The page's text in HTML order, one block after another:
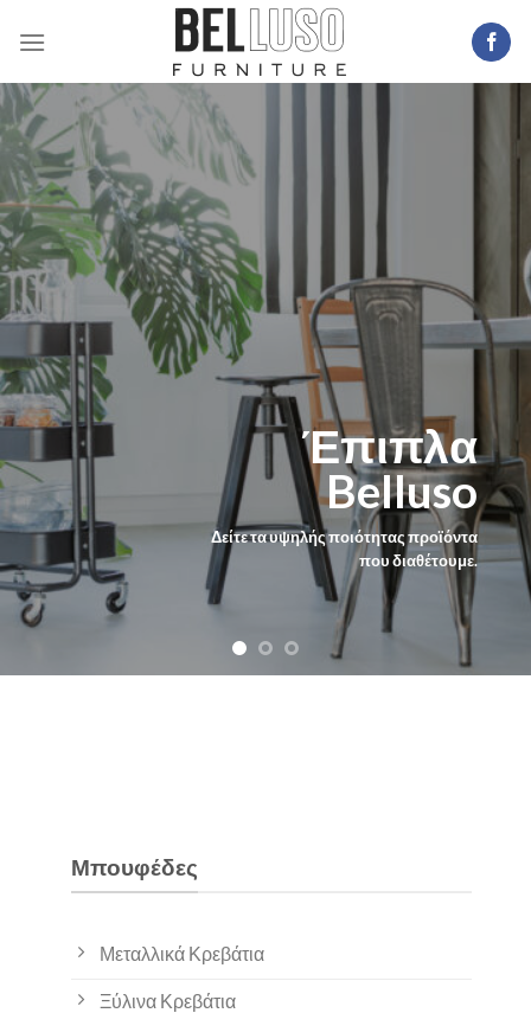
Έπιπλα
Belluso
Δείτε τα υψηλής ποιότητας προϊόντα
που διαθέτουμε.
Μπουφέδες
Μεταλλικά Κρεβάτια
Ξύλινα Κρεβάτια